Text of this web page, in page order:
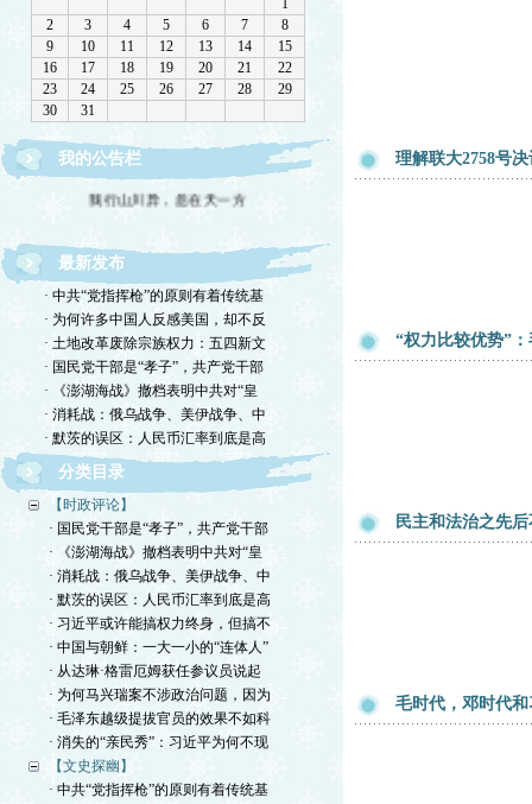
我的公告栏
我行山川异，忽在天一方
最新发布
· 中共“党指挥枪”的原则有着传统基
· 为何许多中国人反感美国，却不反
· 土地改革废除宗族权力：五四新文
· 国民党干部是“孝子”，共产党干部
· 《澎湖海战》撤档表明中共对“皇
· 消耗战：俄乌战争、美伊战争、中
· 默茨的误区：人民币汇率到底是高
分类目录
【时政评论】
· 国民党干部是“孝子”，共产党干部
· 《澎湖海战》撤档表明中共对“皇
· 消耗战：俄乌战争、美伊战争、中
· 默茨的误区：人民币汇率到底是高
· 习近平或许能搞权力终身，但搞不
· 中国与朝鲜：一大一小的“连体人”
· 从达琳·格雷厄姆获任参议员说起
· 为何马兴瑞案不涉政治问题，因为
· 毛泽东越级提拔官员的效果不如科
· 消失的“亲民秀”：习近平为何不现
【文史探幽】
· 中共“党指挥枪”的原则有着传统基
理解联大2758号
“权力比较优势”
民主和法治之先
毛时代，邓时代